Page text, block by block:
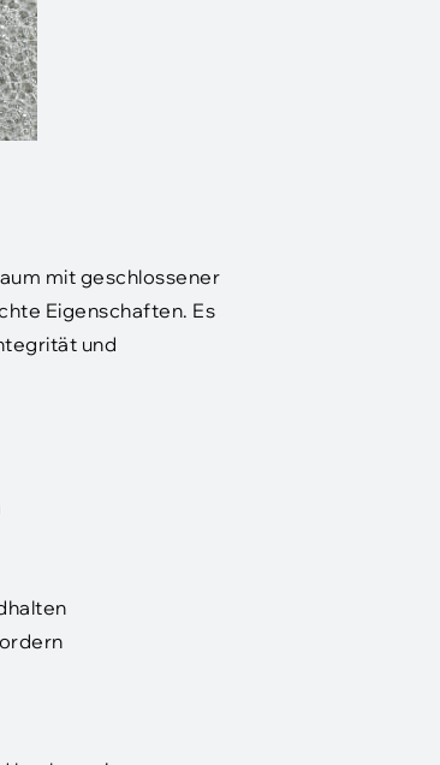
mit geschlossener
Eigenschaften. Es
und